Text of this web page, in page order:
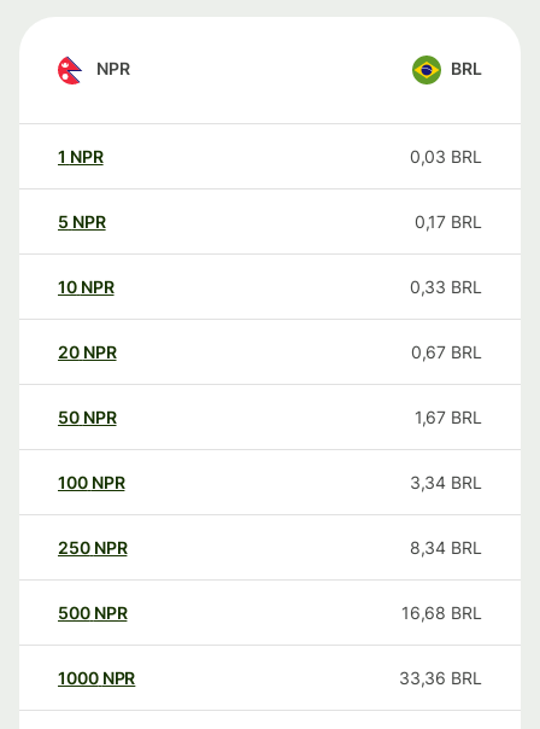
NPR BRL
1 NPR 0,03 BRL
5 NPR 0,17 BRL
10 NPR 0,33 BRL
20 NPR 0,67 BRL
50 NPR 1,67 BRL
100 NPR 3,34 BRL
250 NPR 8,34 BRL
500 NPR 16,68 BRL
1000 NPR 33,36 BRL